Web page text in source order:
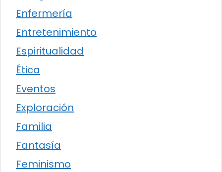
Enfermería
Entretenimiento
Espiritualidad
Ética
Eventos
Exploración
Familia
Fantasía
Feminismo